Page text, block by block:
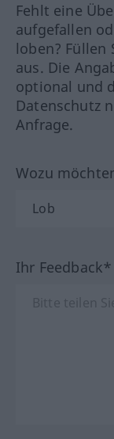
Fehlt eine
aufgefallen
loben? Füllen
aus. Die
optional und
Datenschutz
Anfrage.
Wozu
Ihr Feedback*